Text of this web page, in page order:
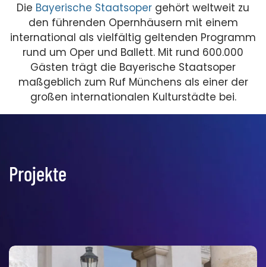
Über uns
Aktuelles
Kontakt
Die Bayerische Staatsoper gehört weltweit zu
den führenden Opernhäusern mit einem
international als vielfältig geltenden Programm
rund um Oper und Ballett. Mit rund 600.000
Gästen trägt die Bayerische Staatsoper
maßgeblich zum Ruf Münchens als einer der
großen internationalen Kulturstädte bei.
Projekte